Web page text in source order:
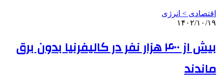
اقتصادی > انرژی
۱۴۰۲/۱۰/۱۹
بیش از ۴۰۰ هزار نفر در کالیفرنیا بدون برق
ماندند